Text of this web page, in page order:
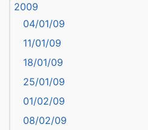
Balıkesir
Bartın
başkentler
Batman
Bayburt
Bilecik
Bingöl
2009
04/01/09
11/01/09
18/01/09
25/01/09
01/02/09
08/02/09